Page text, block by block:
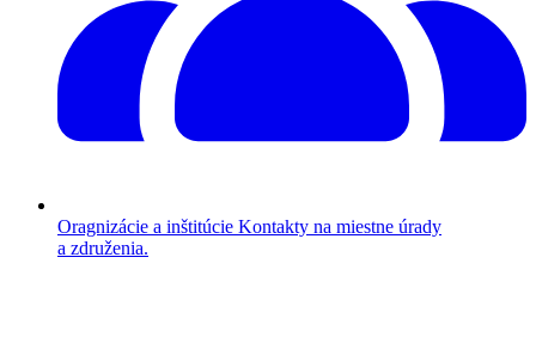
Oragnizácie a inštitúcie Kontakty na miestne úrady
a združenia.